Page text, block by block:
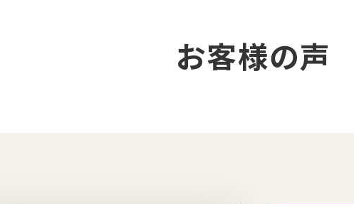
お客様の声